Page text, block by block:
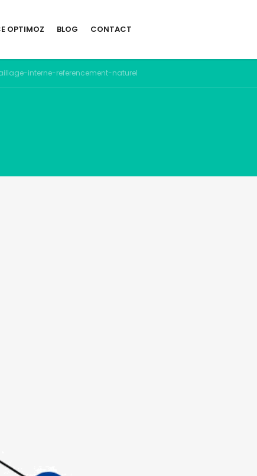
OPTIMOZ BLOG CONTACT
interne-referencement-naturel